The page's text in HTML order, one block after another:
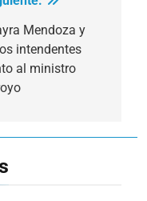
Mendoza y
intendentes
al ministro